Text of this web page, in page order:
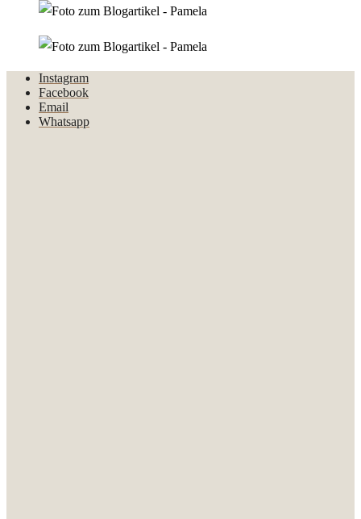
Instagram
Facebook
Email
Whatsapp